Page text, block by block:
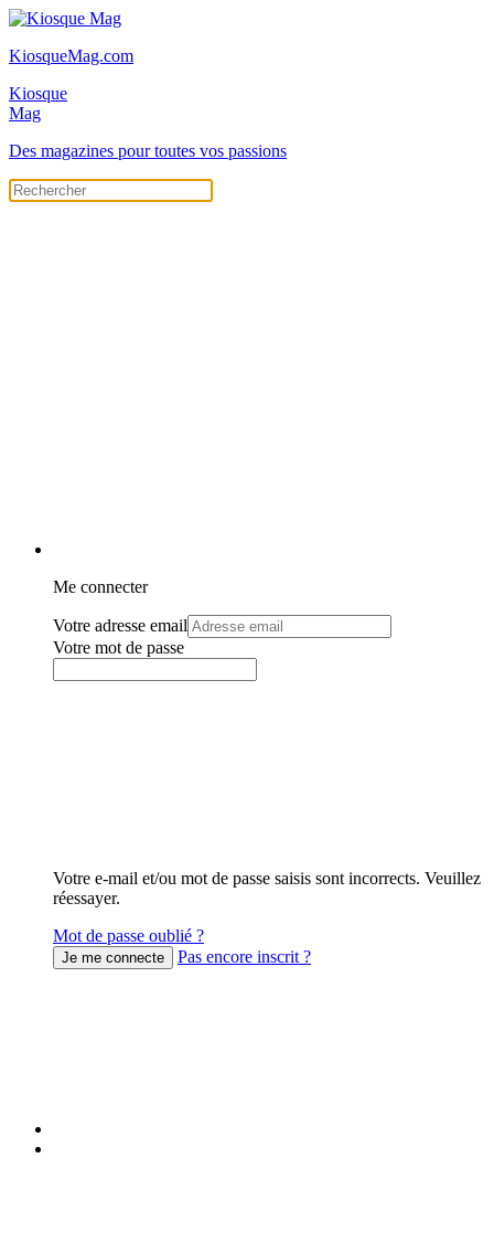
KiosqueMag.com
Kiosque
Mag
Des magazines pour toutes vos passions
Me connecter
Votre adresse email
Votre mot de passe
Votre e-mail et/ou mot de passe saisis sont incorrects. Veuillez
réessayer.
Mot de passe oublié ?
Pas encore inscrit ?